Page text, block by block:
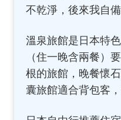
不乾淨，後來我自備
溫泉旅館是日本特
（住一晚含兩餐）
根的旅館，晚餐懷
囊旅館適合背包客